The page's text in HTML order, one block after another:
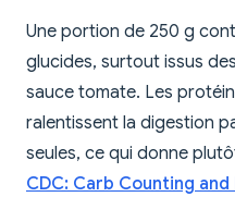
Une portion de 250 g
glucides, surtout issus
sauce tomate. Les
ralentissent la digestion
seules, ce qui donne
CDC: Carb Counting